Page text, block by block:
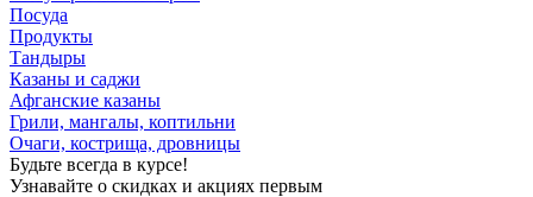
Посуда
Продукты
Тандыры
Казаны и саджи
Афганские казаны
Грили, мангалы, коптильни
Очаги, кострища, дровницы
Будьте всегда в курсе!
Узнавайте о скидках и акциях первым